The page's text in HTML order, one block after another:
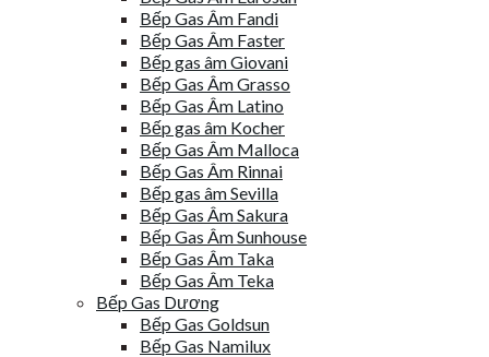
Bếp Gas Âm Fandi
Bếp Gas Âm Faster
Bếp gas âm Giovani
Bếp Gas Âm Grasso
Bếp Gas Âm Latino
Bếp gas âm Kocher
Bếp Gas Âm Malloca
Bếp Gas Âm Rinnai
Bếp gas âm Sevilla
Bếp Gas Âm Sakura
Bếp Gas Âm Sunhouse
Bếp Gas Âm Taka
Bếp Gas Âm Teka
Bếp Gas Dương
Bếp Gas Goldsun
Bếp Gas Namilux